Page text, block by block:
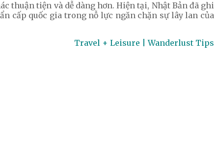
thuận tiện và dễ dàng hơn. Hiện tại, Nhật Bản đã ghi
cấp quốc gia trong nỗ lực ngăn chặn sự lây lan của
Travel + Leisure | Wanderlust Tips